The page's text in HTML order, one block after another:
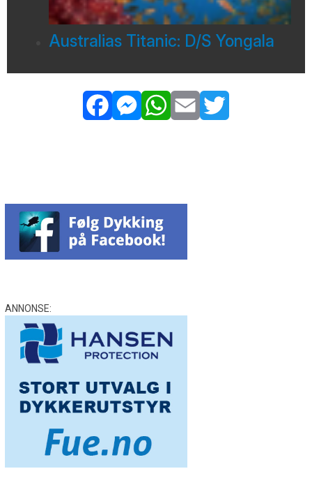
Australias Titanic: D/S Yongala
ANNONSE: